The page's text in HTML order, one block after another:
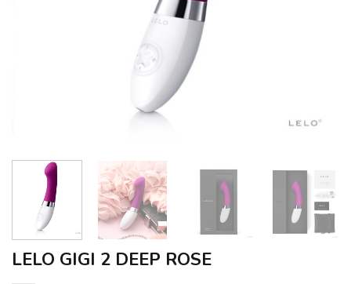
LELO GIGI 2 DEEP ROSE